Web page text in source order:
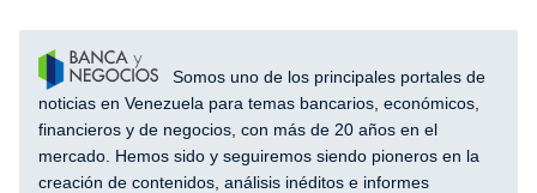
Somos uno de los principales portales de
noticias en Venezuela para temas bancarios, económicos,
financieros y de negocios, con más de 20 años en el
mercado. Hemos sido y seguiremos siendo pioneros en la
creación de contenidos, análisis inéditos e informes